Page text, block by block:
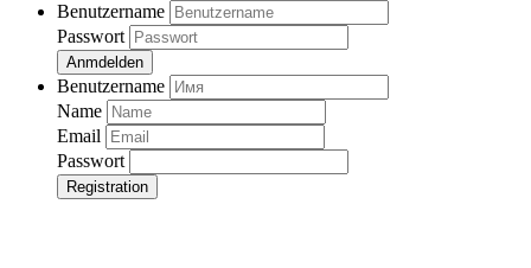
Benutzername
Passwort
Anmdelden
Benutzername
Name
Email
Passwort
Registration